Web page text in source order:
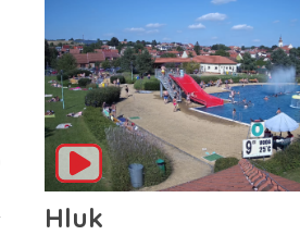
Hluk